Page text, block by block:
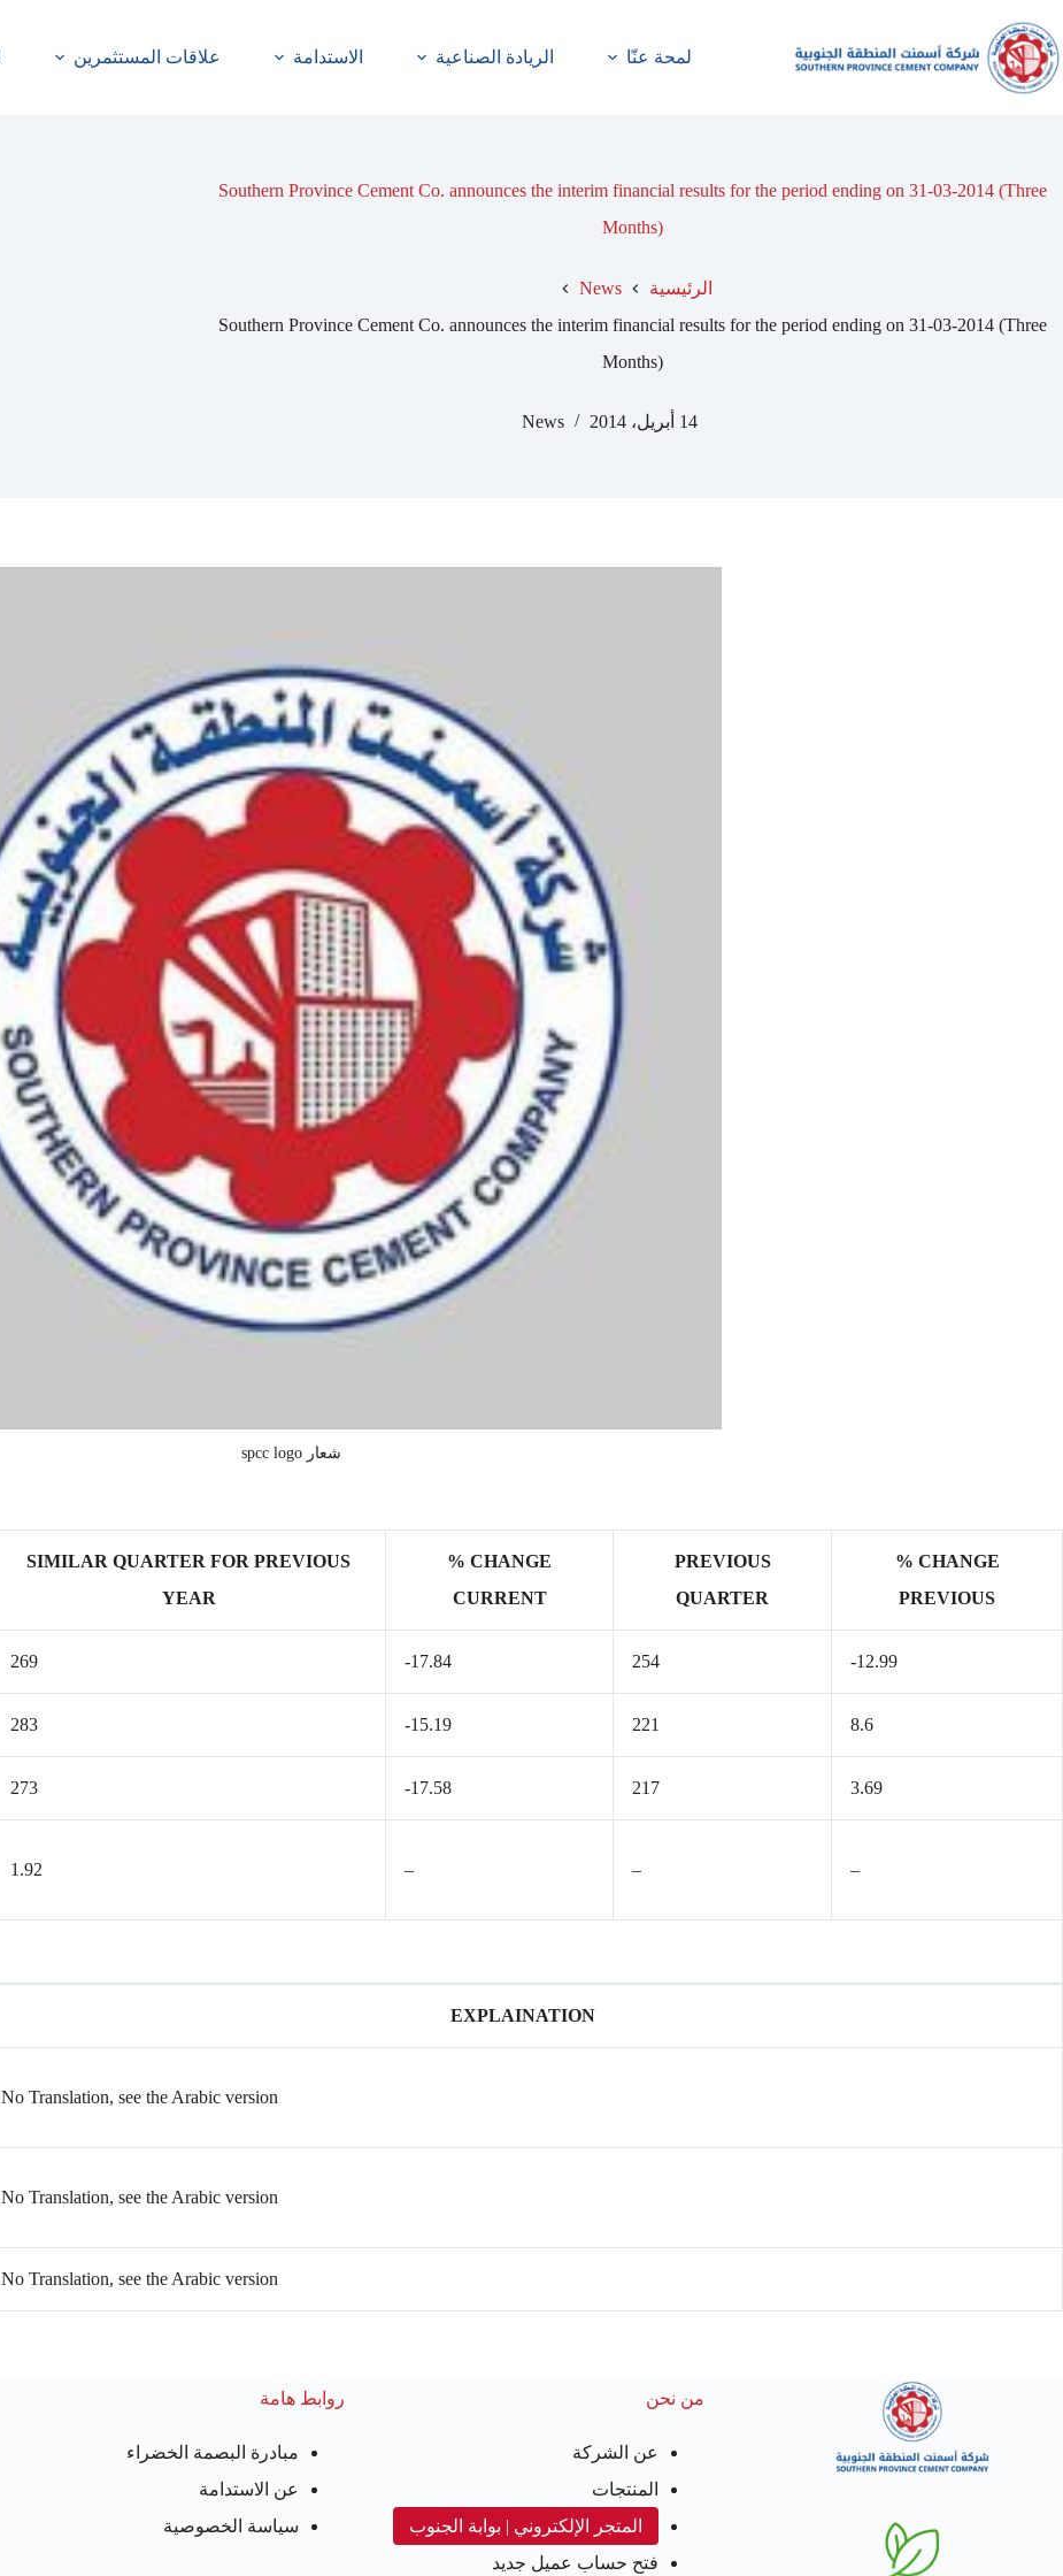
لمحة عنّا الريادة الصناعية الاستدامة علاقات المستثمرين
Southern Province Cement Co. announces the interim financial results for the period ending on 31-03-2014 (Three
Months)
الرئيسية
News
Southern Province Cement Co. announces the interim financial results for the period ending on 31-03-2014 (Three
Months)
14 أبريل، 2014 News
شعار spcc logo
SIMILAR QUARTER FOR PREVIOUS
YEAR
% CHANGE
CURRENT
PREVIOUS
QUARTER
% CHANGE
PREVIOUS
269 -17.84 254 -12.99
283 -15.19 221 8.6
273 -17.58 217 3.69
1.92 – – –
EXPLAINATION
No Translation, see the Arabic version
No Translation, see the Arabic version
No Translation, see the Arabic version
من نحن
عن الشركة
المنتجات
المتجر الإلكتروني | بوابة الجنوب
فتح حساب عميل جديد
روابط هامة
مبادرة البصمة الخضراء
عن الاستدامة
سياسة الخصوصية